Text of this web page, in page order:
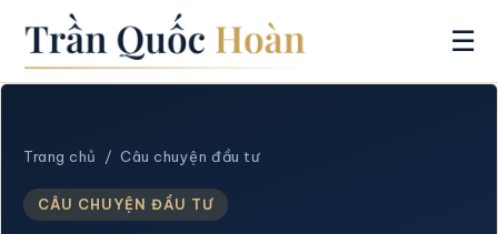
☰
Trang chủ /Câu chuyện đầu tư
CÂU CHUYỆN ĐẦU TƯ